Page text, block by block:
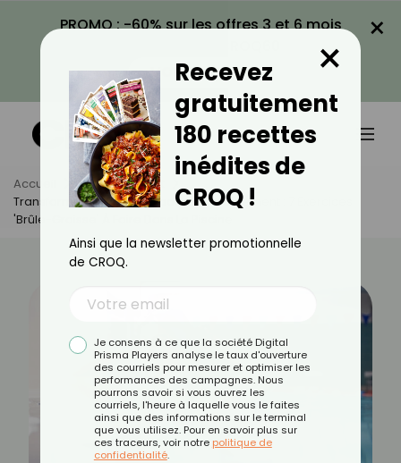
PROMO : -60% sur les offres 3 et 6 mois
VOIR LA PROMO
×
Accueil Actus
Sport
Transformez Votre Baignade En Entraînement : 7 Exercices
'brûle-Graisse' À Faire Dans La Piscine
Recevez
gratuitement
180 recettes
inédites de
CROQ !
×
Ainsi que la newsletter promotionnelle
de CROQ.
Je consens à ce que la société Digital
Prisma Players analyse le taux d'ouverture
des courriels pour mesurer et optimiser les
performances des campagnes. Nous
pourrons savoir si vous ouvrez les
courriels, l'heure à laquelle vous le faites
ainsi que des informations sur le terminal
que vous utilisez. Pour en savoir plus sur
ces traceurs, voir notre politique de
confidentialité.